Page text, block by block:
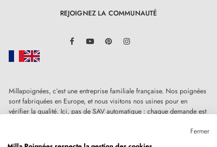
REJOIGNEZ LA COMMUNAUTÉ
FacebookYouTube Pinterest
Millapoignées, c’est une entreprise familiale française. Nos poignées
sont fabriquées en Europe, et nous visitons nos usines pour en
vérifier la qualité. Ici, pas de SAV automatique : chaque demande est
Fermer